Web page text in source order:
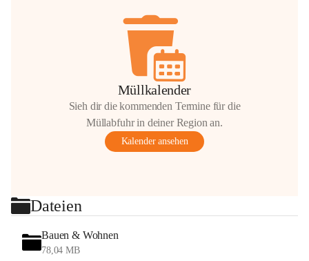
Müllkalender
Sieh dir die kommenden Termine für die
Müllabfuhr in deiner Region an.
Kalender ansehen
Dateien
Bauen & Wohnen
78,04 MB